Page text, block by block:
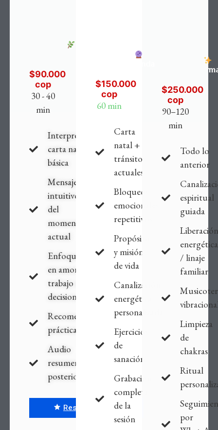
$90.000
cop
30 - 40
min
Interpretación
carta natal
básica
Mensaje
intuitivo
del
momento
actual
Enfoque
en amor,
trabajo o
decisiones
Recomendaciones
prácticas
Audio
resumen
posterior
Reservar sesión
$150.000
cop
60 min
Carta
natal +
tránsitos
actuales
Bloqueos
emocionales
repetitivos
Propósito
y misión
de vida
Canalización
energética
personalizada
Ejercicios
de
sanación
Grabación
completa
de la
sesión
$250.000
cop
90–120
min
Todo lo
anterior
espiritual
guiada
Liberación
energética
/ linaje
familiar
Limpieza
de
chakras
Ritual
por